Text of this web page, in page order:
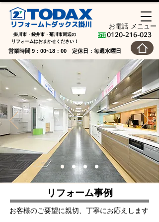
お電話 メニュー
掛川市・袋井市・菊川市周辺の
​リフォームはおまかせください！
0120-216-023
営業時間 9：00~18：00 定休日：毎週水曜日
リフォーム事例
お客様のご要望に親切、丁寧にお応えします